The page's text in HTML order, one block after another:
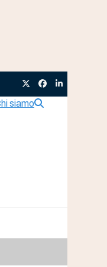
TwitterFacebook
LinkedIn
siamo